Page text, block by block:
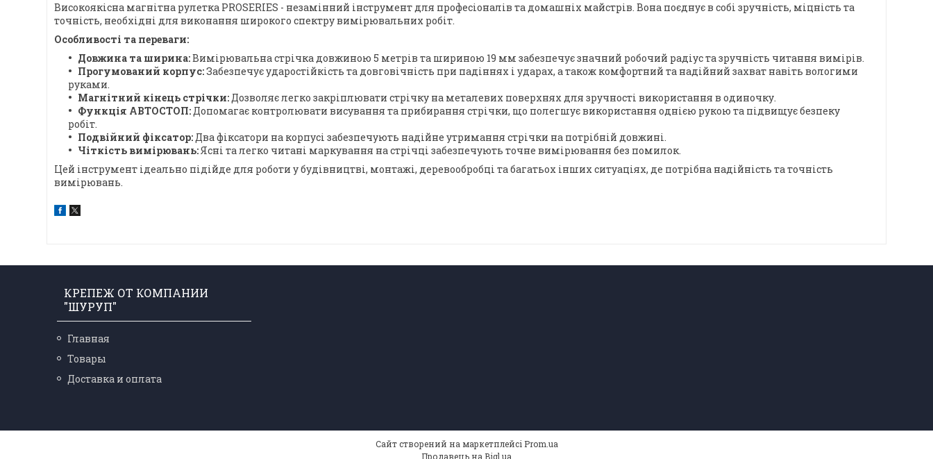
Високоякісна магнітна рулетка PROSERIES - незамінний інструмент для професіоналів та домашніх майстрів. Вона поєднує в собі зручність, міцність та
точність, необхідні для виконання широкого спектру вимірювальних робіт.
Особливості та переваги:
Довжина та ширина:Вимірювальна стрічка довжиною 5 метрів та шириною 19 мм забезпечує значний робочий радіус та зручність читання вимірів.
Прогумований корпус:Забезпечує ударостійкість та довговічність при падіннях і ударах, а також комфортний та надійний захват навіть вологими
руками.
Магнітний кінець стрічки:Дозволяє легко закріплювати стрічку на металевих поверхнях для зручності використання в одиночку.
Функція АВТОСТОП:Допомагає контролювати висування та прибирання стрічки, що полегшує використання однією рукою та підвищує безпеку
робіт.
Подвійний фіксатор:Два фіксатори на корпусі забезпечують надійне утримання стрічки на потрібній довжині.
Чіткість вимірювань:Ясні та легко читані маркування на стрічці забезпечують точне вимірювання без помилок.
Цей інструмент ідеально підійде для роботи у будівництві, монтажі, деревообробці та багатьох інших ситуаціях, де потрібна надійність та точність
вимірювань.
КРЕПЕЖ ОТ КОМПАНИИ
"ШУРУП"
Главная
Товары
Доставка и оплата
Сайт створений на маркетплейсі Prom.ua
Продавець на Bigl.ua